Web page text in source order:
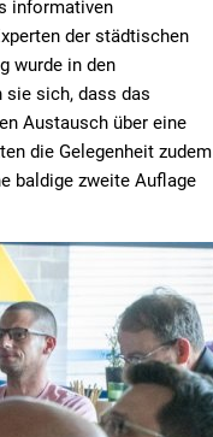
informativen
der städtischen
wurde in den
sie sich, dass das
Austausch über eine
die Gelegenheit zudem
baldige zweite Auflage